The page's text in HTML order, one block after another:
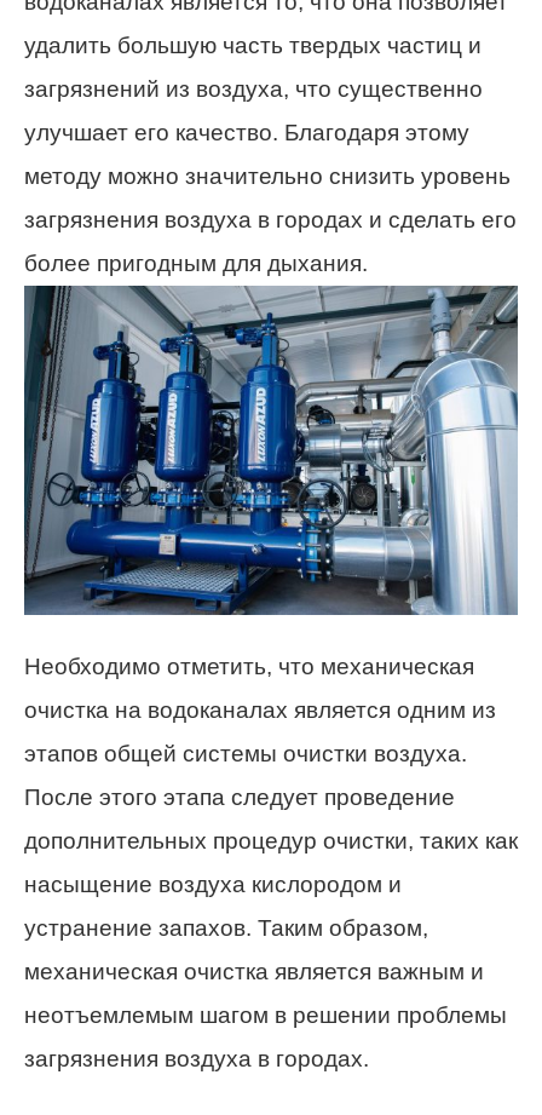
удалить большую часть твердых частиц и
загрязнений из воздуха, что существенно
улучшает его качество. Благодаря этому
методу можно значительно снизить уровень
загрязнения воздуха в городах и сделать его
более пригодным для дыхания.
Необходимо отметить, что механическая
очистка на водоканалах является одним из
этапов общей системы очистки воздуха.
После этого этапа следует проведение
дополнительных процедур очистки, таких как
насыщение воздуха кислородом и
устранение запахов. Таким образом,
механическая очистка является важным и
неотъемлемым шагом в решении проблемы
загрязнения воздуха в городах.